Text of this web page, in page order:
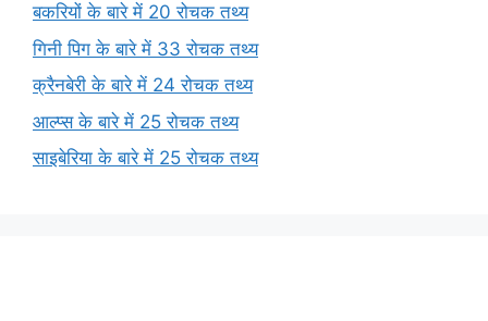
बकरियों के बारे में 20 रोचक तथ्य
गिनी पिग के बारे में 33 रोचक तथ्य
क्रैनबेरी के बारे में 24 रोचक तथ्य
आल्प्स के बारे में 25 रोचक तथ्य
साइबेरिया के बारे में 25 रोचक तथ्य